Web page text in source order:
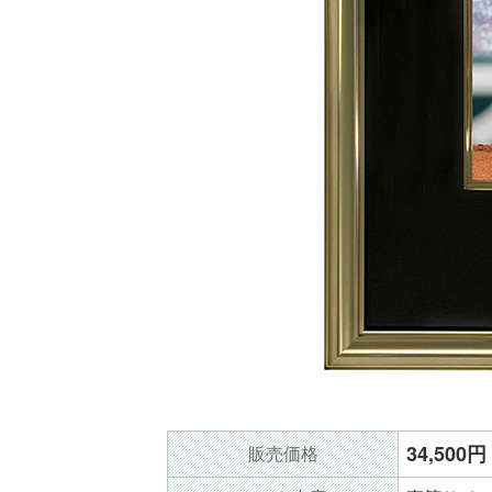
販売価格 34,500円